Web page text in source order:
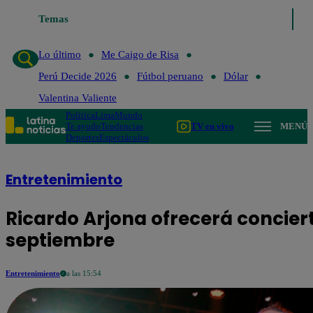
Temas
Lo último
Me Caigo de Risa
Perú Decide 2026
Fútbol peruano
Dólar
Valentina Valiente
PolíticaLimaMundo
Te ayudoTendencias
DeportesEspectáculos
TV en vivo MENÚ
Entretenimiento
Ricardo Arjona ofrecerá
septiembre
Entretenimiento a las 15:54